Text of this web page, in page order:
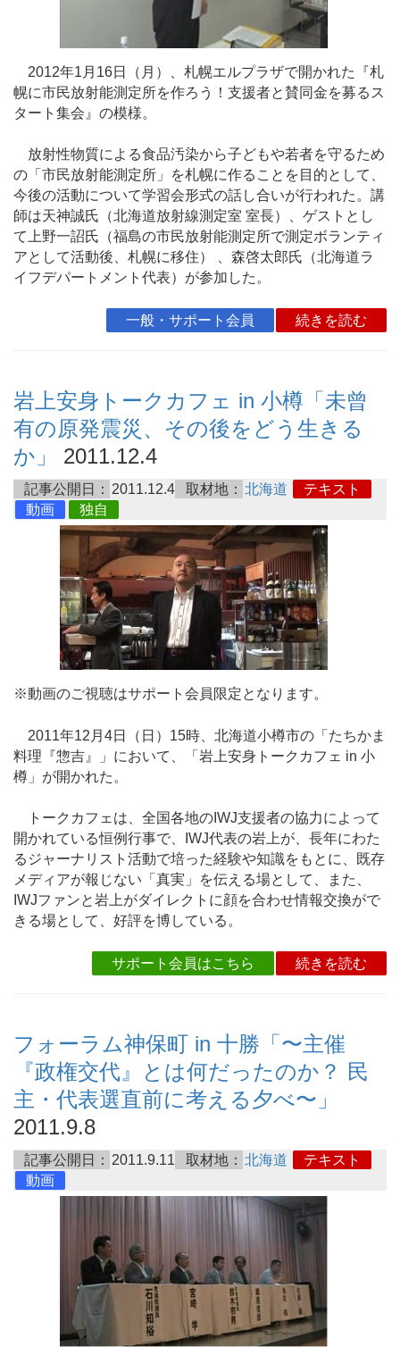
2012年1月16日（月）、札幌エルプラザで開かれた『札
幌に市民放射能測定所を作ろう！支援者と賛同金を募るス
タート集会』の模様。
放射性物質による食品汚染から子どもや若者を守るため
の「市民放射能測定所」を札幌に作ることを目的として、
今後の活動について学習会形式の話し合いが行われた。講
師は天神誠氏（北海道放射線測定室 室長）、ゲストとし
て上野一詔氏（福島の市民放射能測定所で測定ボランティ
アとして活動後、札幌に移住） 、森啓太郎氏（北海道ラ
イフデパートメント代表）が参加した。
一般・サポート会員 続きを読む
岩上安身トークカフェ in 小樽「未曾
有の原発震災、その後をどう生きる
か」
2011.12.4
記事公開日： 2011.12.4 取材地： 北海道
テキスト
動画
独自
※動画のご視聴はサポート会員限定となります。
2011年12月4日（日）15時、北海道小樽市の「たちかま
料理『惣吉』」において、「岩上安身トークカフェ in 小
樽」が開かれた。
トークカフェは、全国各地のIWJ支援者の協力によって
開かれている恒例行事で、IWJ代表の岩上が、長年にわた
るジャーナリスト活動で培った経験や知識をもとに、既存
メディアが報じない「真実」を伝える場として、また、
IWJファンと岩上がダイレクトに顔を合わせ情報交換がで
きる場として、好評を博している。
サポート会員はこちら 続きを読む
フォーラム神保町 in 十勝「〜主催
『政権交代』とは何だったのか？ 民
主・代表選直前に考える夕べ〜」
2011.9.8
記事公開日： 2011.9.11 取材地： 北海道
テキスト
動画